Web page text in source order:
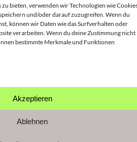
bieten, verwenden wir Technologien wie
und/oder darauf zuzugreifen. Wenn du
können wir Daten wie das Surfverhalten oder
verarbeiten. Wenn du deine Zustimmung nicht
bestimmte Merkmale und Funktionen
Akzeptieren
Ablehnen